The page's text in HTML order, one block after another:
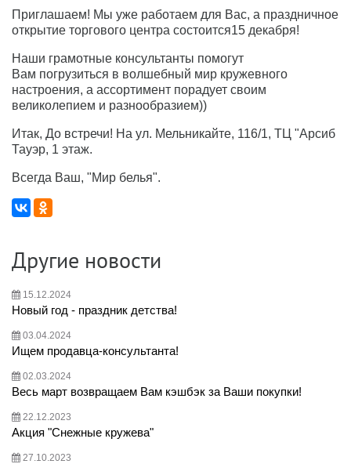
Приглашаем! Мы уже работаем для Вас, а праздничное
открытие торгового центра состоится15 декабря!
Наши грамотные консультанты помогут
Вам погрузиться в волшебный мир кружевного
настроения, а ассортимент порадует своим
великолепием и разнообразием))
Итак, До встречи! На ул. Мельникайте, 116/1, ТЦ "Арсиб
Тауэр, 1 этаж.
Всегда Ваш, "Мир белья".
Другие новости
15.12.2024
Новый год - праздник детства!
03.04.2024
Ищем продавца-консультанта!
02.03.2024
Весь март возвращаем Вам кэшбэк за Ваши покупки!
22.12.2023
Акция "Снежные кружева"
27.10.2023